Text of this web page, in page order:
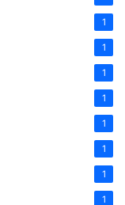
1
1
1
1
1
1
1
1